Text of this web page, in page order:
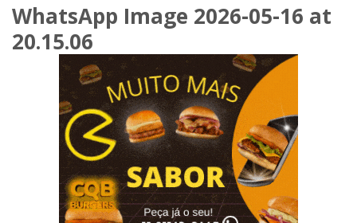
WhatsApp Image 2026-05-16 at
20.15.06